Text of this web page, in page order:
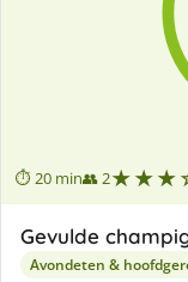
⏱ 20 min👥 2
Gevulde
Avondeten &